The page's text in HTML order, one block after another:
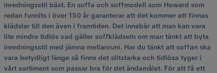
inredningsstil bäst. En soffa och soffmodell som Howard som
redan funnits i över 150 år garanterar att det kommer att finnas
klädslar till den även i framtiden. Det innebär att man kan vara
lite mindre tidlös vad gäller soffklädseln om man tänkt att byta
inredningsstil med jämna mellanrum. Har du tänkt att soffan ska
vara betydligt länge så finns det slitstarka och tidlösa tyger i
vårt sortiment som passar bra för det ändamålet. För att få ett